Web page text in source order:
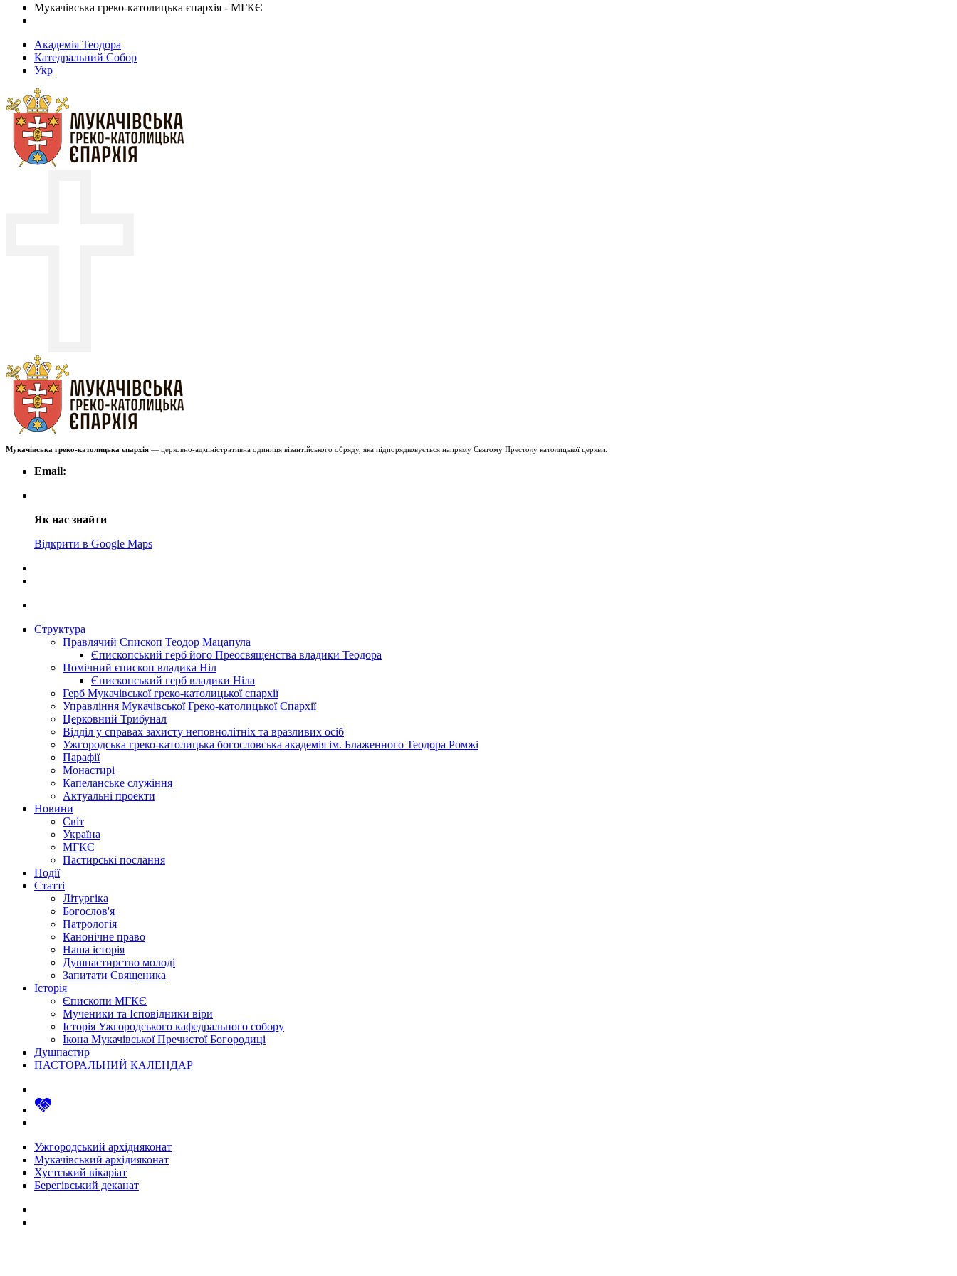
Мукачівська греко-католицька єпархія - МГКЄ
Академія Теодора
Катедральний Собор
Укр
Мукачівська греко-католицька єпархія — церковно-адміністративна одиниця візантійського обряду, яка підпорядковується напряму Святому Престолу католицької церкви.
Email:
Як нас знайти
Відкрити в Google Maps
Структура
Правлячий Єпископ Теодор Мацапула
Єпископський герб його Преосвященства владики Теодора
Помічний єпископ владика Ніл
Єпископський герб владики Ніла
Герб Мукачівської греко-католицької єпархії
Управління Мукачівської Греко-католицької Єпархії
Церковний Трибунал
Відділ у справах захисту неповнолітніх та вразливих осіб
Ужгородська греко-католицька богословська академія ім. Блаженного Теодора Ромжі
Парафії
Монастирі
Капеланське служіння
Актуальні проекти
Новини
Світ
Україна
МГКЄ
Пастирські послання
Події
Статті
Літургіка
Богослов'я
Патрологія
Канонічне право
Наша історія
Душпастирство молоді
Запитати Священика
Історія
Єпископи МГКЄ
Мученики та Ісповідники віри
Історія Ужгородського кафедрального собору
Ікона Мукачівської Пречистої Богородиці
Душпастир
ПАСТОРАЛЬНИЙ КАЛЕНДАР
Ужгородський архідияконат
Мукачівський архідияконат
Хустський вікаріат
Берегівський деканат